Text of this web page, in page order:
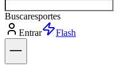
Buscarpolí
Entrar
Explorar